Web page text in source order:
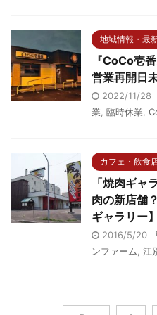
地域情報・最
『CoCo壱
営業再開日
2022/11/28
業, 臨時休業,
カフェ・飲食
「焼肉ギャ
肉の新店舗
ギャラリー】
2016/5/20
ンファーム, 江